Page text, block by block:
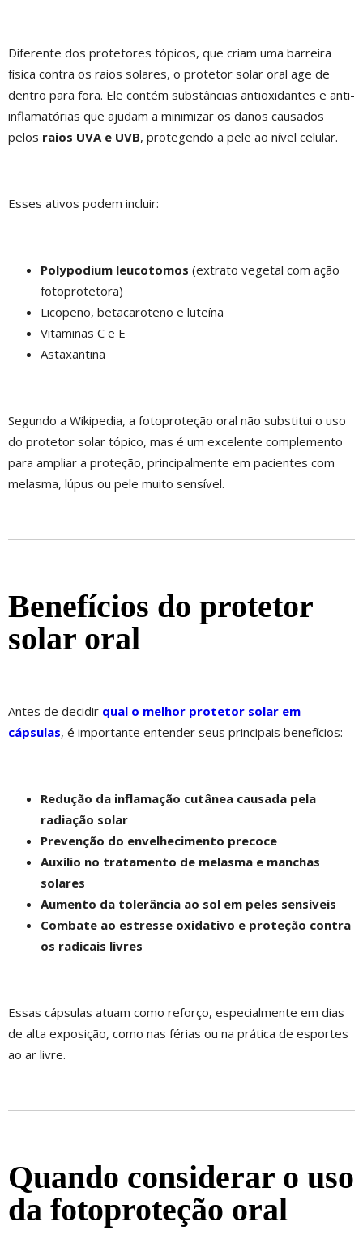
Diferente dos protetores tópicos, que criam uma barreira
física contra os raios solares, o protetor solar oral age de
dentro para fora. Ele contém substâncias antioxidantes e anti-
inflamatórias que ajudam a minimizar os danos causados
pelos raios UVA e UVB, protegendo a pele ao nível celular.
Esses ativos podem incluir:
Polypodium leucotomos (extrato vegetal com ação
fotoprotetora)
Licopeno, betacaroteno e luteína
Vitaminas C e E
Astaxantina
Segundo a Wikipedia, a fotoproteção oral não substitui o uso
do protetor solar tópico, mas é um excelente complemento
para ampliar a proteção, principalmente em pacientes com
melasma, lúpus ou pele muito sensível.
Benefícios do protetor
solar oral
Antes de decidir qual o melhor protetor solar em
cápsulas, é importante entender seus principais benefícios:
Redução da inflamação cutânea causada pela
radiação solar
Prevenção do envelhecimento precoce
Auxílio no tratamento de melasma e manchas
solares
Aumento da tolerância ao sol em peles sensíveis
Combate ao estresse oxidativo e proteção contra
os radicais livres
Essas cápsulas atuam como reforço, especialmente em dias
de alta exposição, como nas férias ou na prática de esportes
ao ar livre.
Quando considerar o uso
da fotoproteção oral